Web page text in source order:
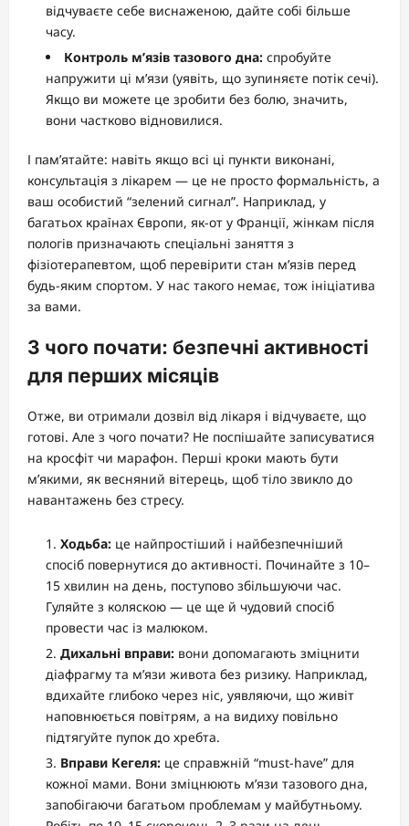
відчуваєте себе виснаженою, дайте собі більше
часу.
Контроль м’язів тазового дна: спробуйте
напружити ці м’язи (уявіть, що зупиняєте потік сечі).
Якщо ви можете це зробити без болю, значить,
вони частково відновилися.
І пам’ятайте: навіть якщо всі ці пункти виконані,
консультація з лікарем — це не просто формальність, а
ваш особистий “зелений сигнал”. Наприклад, у
багатьох країнах Європи, як-от у Франції, жінкам після
пологів призначають спеціальні заняття з
фізіотерапевтом, щоб перевірити стан м’язів перед
будь-яким спортом. У нас такого немає, тож ініціатива
за вами.
З чого почати: безпечні активності
для перших місяців
Отже, ви отримали дозвіл від лікаря і відчуваєте, що
готові. Але з чого почати? Не поспішайте записуватися
на кросфіт чи марафон. Перші кроки мають бути
м’якими, як весняний вітерець, щоб тіло звикло до
навантажень без стресу.
Ходьба: це найпростіший і найбезпечніший
спосіб повернутися до активності. Починайте з 10–
15 хвилин на день, поступово збільшуючи час.
Гуляйте з коляскою — це ще й чудовий спосіб
провести час із малюком.
Дихальні вправи: вони допомагають зміцнити
діафрагму та м’язи живота без ризику. Наприклад,
вдихайте глибоко через ніс, уявляючи, що живіт
наповнюється повітрям, а на видиху повільно
підтягуйте пупок до хребта.
Вправи Кегеля: це справжній “must-have” для
кожної мами. Вони зміцнюють м’язи тазового дна,
запобігаючи багатьом проблемам у майбутньому.